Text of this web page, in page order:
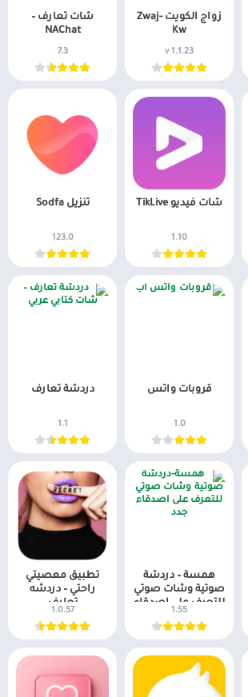
زواج الكويت Zwaj-
Kw
v 1.1.23
شات تعارف –
NAChat
7.3
شات فيديو TikLive
1.10
تنزيل Sodfa
123.0
قروبات واتس
1.0
دردشة تعارف
1.1
همسة – دردشة
صوتية وشات صوتي
للتعرف على اصدقاء
1.55
تطبيق معصيتي
راحتي – دردشه
تعارف
1.0.57